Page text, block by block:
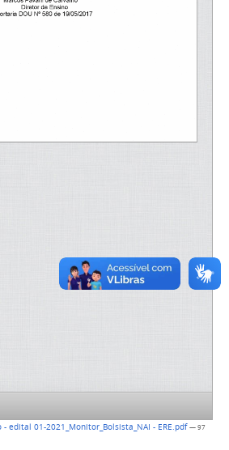
edital 01-2021_Monitor_Bolsista_NAI - ERE.pdf— 97